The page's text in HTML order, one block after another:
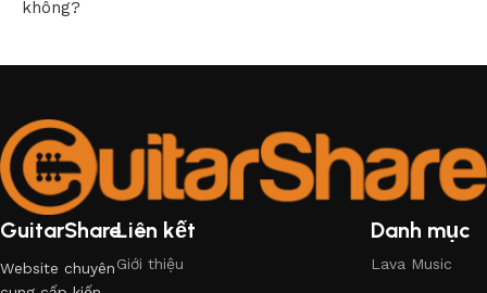
không?
GuitarShare
Website chuyên
Liên kết
Giới thiệu
Danh mục
Lava Music